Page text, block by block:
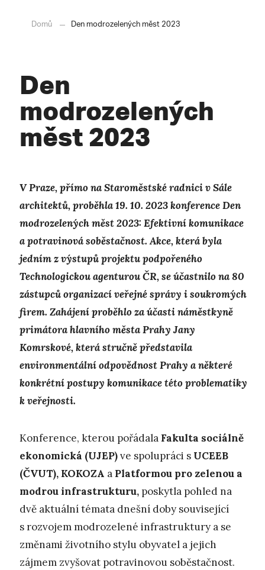
Domů Den modrozelených měst 2023
Den
modrozelených
měst 2023
V Praze, přímo na Staroměstské radnici v Sále
architektů, proběhla 19. 10. 2023 konference Den
modrozelených měst 2023: Efektivní komunikace
a potravinová soběstačnost. Akce, která byla
jedním z výstupů projektu podpořeného
Technologickou agenturou ČR, se účastnilo na 80
zástupců organizací veřejné správy i soukromých
firem. Zahájení proběhlo za účasti náměstkyně
primátora hlavního města Prahy Jany
Komrskové, která stručně představila
environmentální odpovědnost Prahy a některé
konkrétní postupy komunikace této problematiky
k veřejnosti.
Konference, kterou pořádala Fakulta sociálně
ekonomická (UJEP)ve spolupráci s UCEEB
(ČVUT), KOKOZA a Platformou pro zelenou a
modrou infrastrukturu, poskytla pohled na
dvě aktuální témata dnešní doby související
s rozvojem modrozelené infrastruktury a se
změnami životního stylu obyvatel a jejich
zájmem zvyšovat potravinovou soběstačnost.